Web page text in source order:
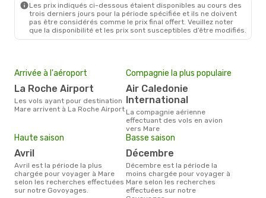
Les prix indiqués ci-dessous étaient disponibles au cours des
trois derniers jours pour la période spécifiée et ils ne doivent
pas être considérés comme le prix final offert. Veuillez noter
que la disponibilité et les prix sont susceptibles d’être modifiés.
Arrivée à l'aéroport
La Roche Airport
Les vols ayant pour destination
Mare arrivent à La Roche Airport
Compagnie la plus populaire
Air Caledonie
International
La compagnie aérienne
effectuant des vols en avion
vers Mare
Haute saison
avril
avril est la période la plus
chargée pour voyager à Mare
selon les recherches effectuées
sur notre Govoyages.
Basse saison
décembre
décembre est la période la
moins chargée pour voyager à
Mare selon les recherches
effectuées sur notre